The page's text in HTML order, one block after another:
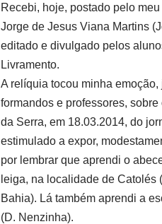
Recebi, hoje, postado pelo
Jorge de Jesus Viana Martins
editado e divulgado pelos
Livramento.
A relíquia tocou minha
formandos e professores,
da Serra, em 18.03.2014, do
estimulado a expor,
por lembrar que aprendi o
leiga, na localidade de
Bahia). Lá também aprendi a
(D. Nenzinha).